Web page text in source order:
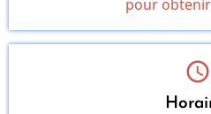
pour
schedule